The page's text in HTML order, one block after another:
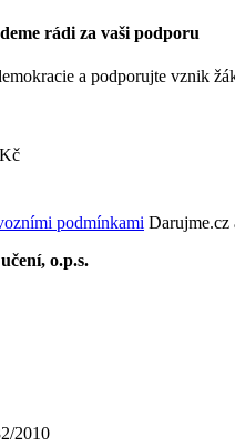
rádi za vaši podporu
a podporujte vznik
Kč
podmínkami Darujme.cz
o.p.s.
2010